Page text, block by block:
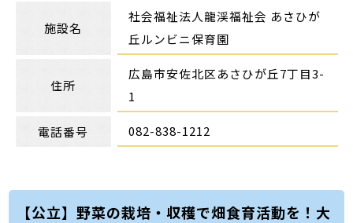
施設名
社会福祉法人龍渓福祉会 あさひが
丘ルンビニ保育園
住所
広島市安佐北区あさひが丘7丁目3-
1
電話番号 082-838-1212
【公立】野菜の栽培・収穫で畑食育活動を！大